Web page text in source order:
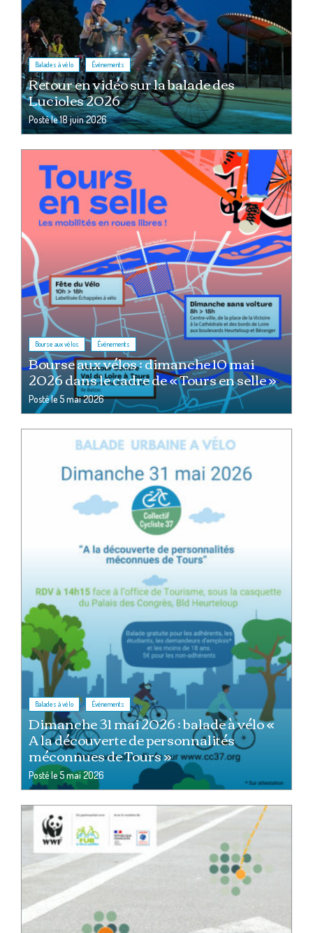
Balades à vélo , Événements
Retour en vidéo sur la balade des
Lucioles 2026
Posté le18 juin 2026
Bourse aux vélos , Événements
Bourse aux vélos : dimanche 10 mai
2026 dans le cadre de « Tours en selle »
Posté le5 mai 2026
Balades à vélo , Événements
Dimanche 31 mai 2026 : balade à vélo «
A la découverte de personnalités
méconnues de Tours »
Posté le5 mai 2026